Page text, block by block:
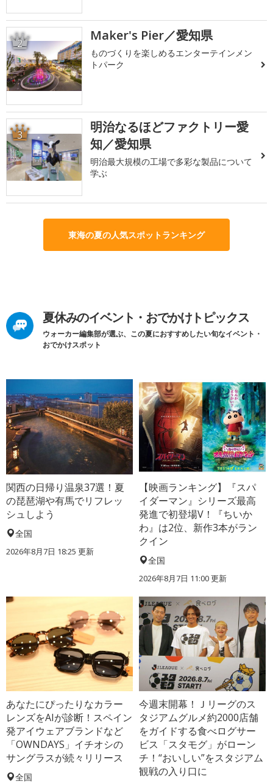
2 Maker's Pier／愛知県
ものづくりを楽しめるエンターテインメン
トパーク
3
明治なるほどファクトリー愛
知／愛知県
明治最大規模の工場で多彩な製品について
学ぶ
東海の夏の人気スポットランキング
夏休みのイベント・おでかけトピックス
ウォーカー編集部が選ぶ、この夏におすすめしたい旬なイベント・
おでかけスポット
関西の日帰り温泉37選！夏
の琵琶湖や有馬でリフレッ
シュしよう
全国
2026年8月7日 18:25 更新
【映画ランキング】『スパ
イダーマン』シリーズ最高
発進で初登場V！『ちいか
わ』は2位、新作3本がラン
クイン
全国
2026年8月7日 11:00更新
あなたにぴったりなカラー
レンズをAIが診断！スペイン
発アイウェアブランドなど
「OWNDAYS」イチオシの
サングラスが続々リリース
全国
今週末開幕！Ｊリーグのス
タジアムグルメ約2000店舗
をガイドする食べログサー
ビス「スタモグ」がローン
チ！“おいしい”をスタジアム
観戦の入り口に